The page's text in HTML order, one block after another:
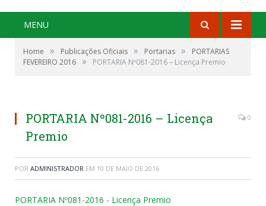
MENU
Home » Publicações Oficiais » Portarias »
PORTARIAS
FEVEREIRO 2016 » PORTARIA Nº081-2016 – Licença Premio
PORTARIA Nº081-2016 – Licença
Premio
0
POR ADMINISTRADOR EM 10 DE MAIO DE 2016
PORTARIA Nº081-2016 - Licença Premio